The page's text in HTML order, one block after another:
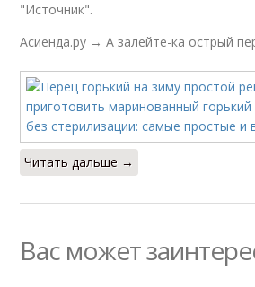
"Источник".
Асиенда.ру → А залейте-ка острый
Читать дальше →
Вас может